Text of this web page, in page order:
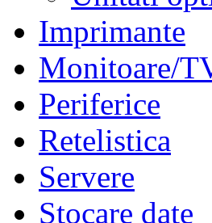
Imprimante
Monitoare/
Periferice
Retelistica
Servere
Stocare date